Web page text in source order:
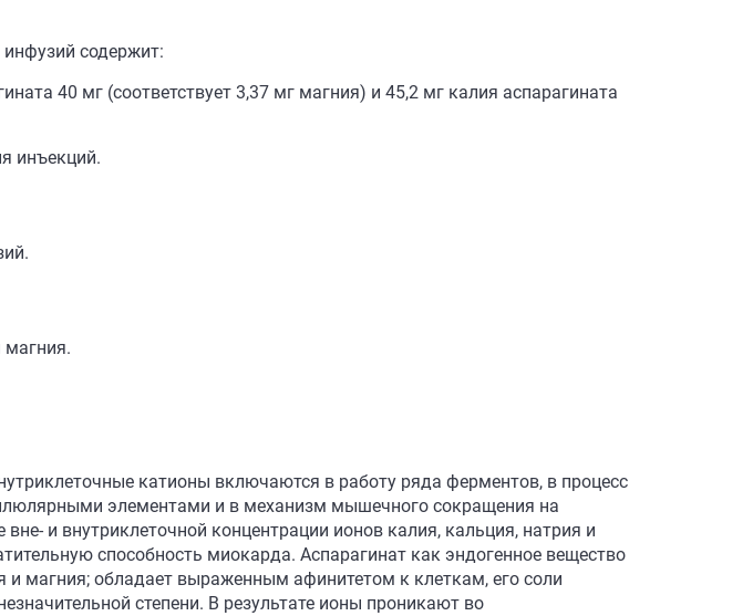
содержит:
40 мг (соответствует 3,37 мг магния) и 45,2 мг калия аспарагината
инъекций.
катионы включаются в работу ряда ферментов, в процесс
элементами и в механизм мышечного сокращения на
и внутриклеточной концентрации ионов калия, кальция, натрия и
способность миокарда. Аспарагинат как эндогенное вещество
и магния; обладает выраженным афинитетом к клеткам, его соли
степени. В результате ионы проникают во